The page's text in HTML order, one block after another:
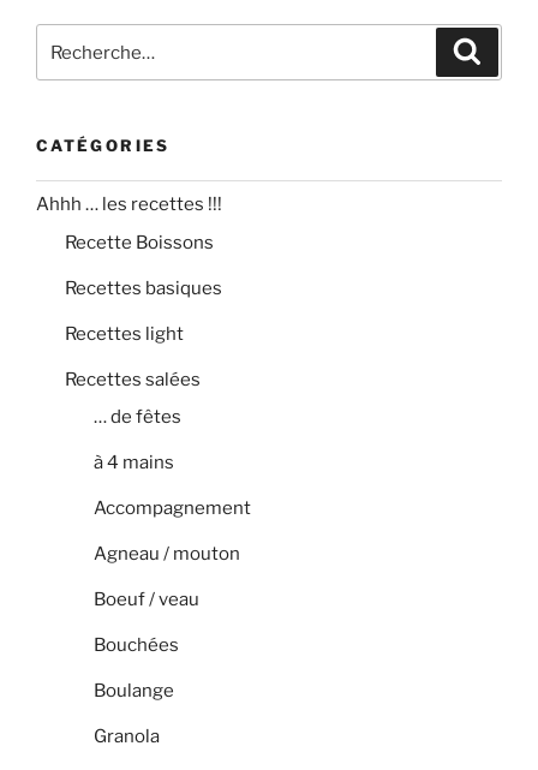
pour
CATÉGORIES
Ahhh … les recettes !!!
Recette Boissons
Recettes basiques
Recettes light
Recettes salées
… de fêtes
à 4 mains
Accompagnement
Agneau / mouton
Boeuf / veau
Bouchées
Boulange
Granola